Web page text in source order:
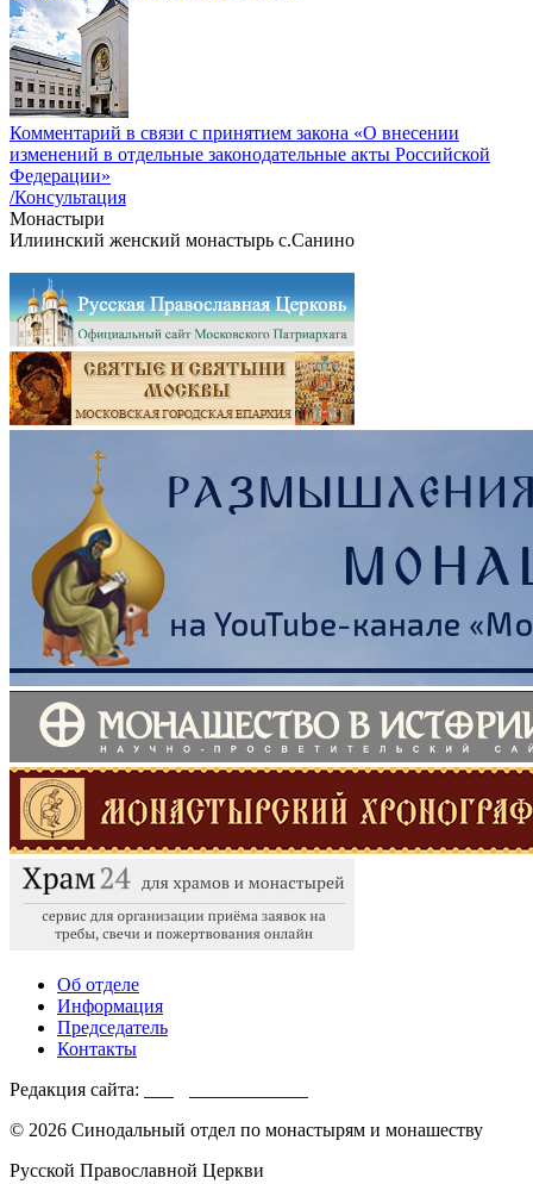
Комментарий в связи с принятием закона «О внесении
изменений в отдельные законодательные акты Российской
Федерации»
/Консультация
Монастыри
Илиинский женский монастырь с.Санино
Об отделе
Информация
Председатель
Контакты
Редакция сайта:
© 2026 Синодальный отдел по монастырям и монашеству
Русской Православной Церкви